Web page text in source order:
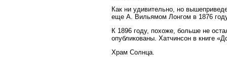
Как ни удивительно, но
еще А. Вильямом Лонгом в 1876
К 1896 году, похоже, больше не
опубликованы. Хатчинсон в книге
Храм Солнца.